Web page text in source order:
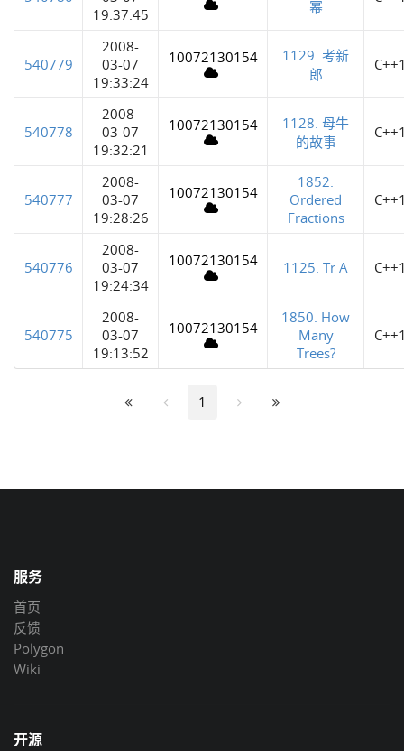
19:37:45
幂
540779
2008-
03-07
19:33:24
10072130154
1129. 考新
郎
540778
2008-
03-07
19:32:21
10072130154
1128. 母牛
的故事
540777
2008-
03-07
19:28:26
10072130154
1852.
Ordered
Fractions
540776
2008-
03-07
19:24:34
10072130154 1125. Tr A
540775
2008-
03-07
19:13:52
10072130154
1850. How
Many
Trees?
1
服务
首页
反馈
Polygon
Wiki
开源